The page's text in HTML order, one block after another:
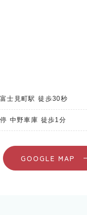
士見町駅 徒歩30秒
中野車庫 徒歩1分
GOOGLE MAP